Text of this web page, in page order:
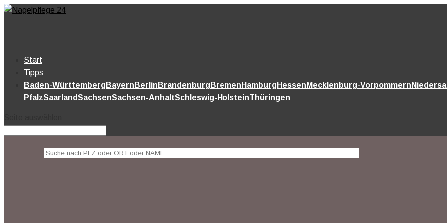
Start
Tipps
Baden-Württemberg Bayern Berlin Brandenburg Bremen Hamburg Hessen Mecklenburg-Vorpommern
PfalzSaarlandSachsenSachsen-AnhaltSchleswig-HolsteinThüringen